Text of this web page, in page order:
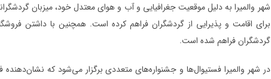
شهر والمیرا به دلیل موقعیت جغرافیایی و آب و هوای معتدل خود، میزبان
برای اقامت و پذیرایی از گردشگران فراهم کرده است. همچنین با داشتن
گردشگران فراهم شده است.
در شهر والمیرا فستیوال‌ها و جشنواره‌های متعددی برگزار می‌شود که